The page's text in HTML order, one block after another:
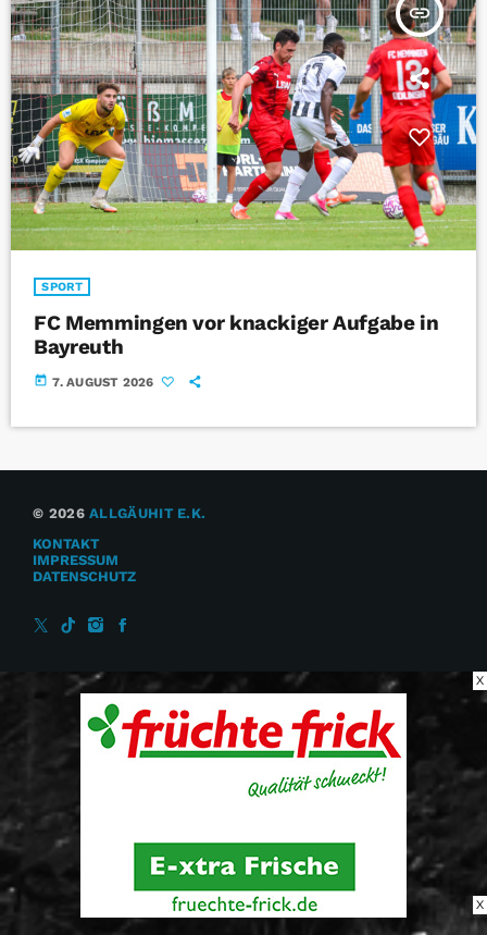
insert_link
SPORT
FC Memmingen vor knackiger Aufgabe in
Bayreuth
today 7. AUGUST 2026
© 2026ALLGÄUHIT E.K.
KONTAKT
IMPRESSUM
DATENSCHUTZ
X
X